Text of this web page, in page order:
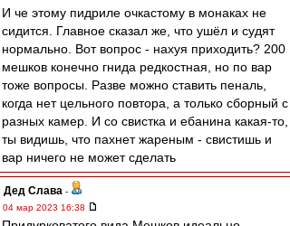
И че этому пидриле очкастому в монаках не
сидится. Главное сказал же, что ушёл и судят
нормально. Вот вопрос - нахуя приходить? 200
мешков конечно гнида редкостная, но по вар
тоже вопросы. Разве можно ставить пеналь,
когда нет цельного повтора, а только сборный с
разных камер. И со свистка и ебанина какая-то,
ты видишь, что пахнет жареным - свистишь и
вар ничего не может сделать
Дед Слава -
04 мар 2023 16:38